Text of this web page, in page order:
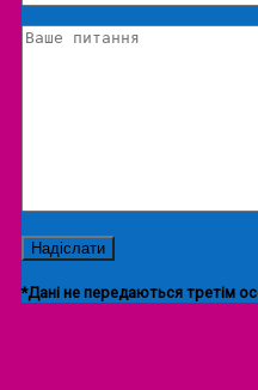
*Дані не передаються третім